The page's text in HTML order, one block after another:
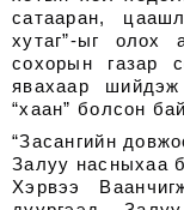
сатааран,
хутаг”-ыг олох
сохорын газар
явахаар
“хаан” болсон
“Засангийн
Залуу насныхаа
Хэрвээ